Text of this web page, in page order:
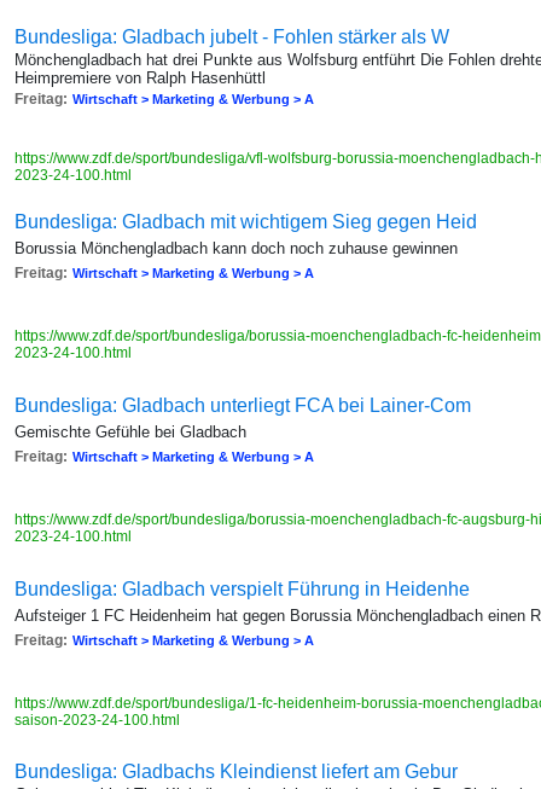
Bundesliga: Gladbach jubelt - Fohlen stärker als W
Mönchengladbach hat drei Punkte aus Wolfsburg entführt Die Fohlen
Heimpremiere von Ralph Hasenhüttl
Freitag: Wirtschaft > Marketing & Werbung > A
https://www.zdf.de/sport/bundesliga/vfl-wolfsburg-borussia-
2023-24-100.html
Bundesliga: Gladbach mit wichtigem Sieg gegen Heid
Borussia Mönchengladbach kann doch noch zuhause gewinnen
Freitag: Wirtschaft > Marketing & Werbung > A
https://www.zdf.de/sport/bundesliga/borussia-moenchengladbach-fc-
2023-24-100.html
Bundesliga: Gladbach unterliegt FCA bei Lainer-Com
Gemischte Gefühle bei Gladbach
Freitag: Wirtschaft > Marketing & Werbung > A
https://www.zdf.de/sport/bundesliga/borussia-moenchengladbach-fc-augsburg-
2023-24-100.html
Bundesliga: Gladbach verspielt Führung in Heidenhe
Aufsteiger 1 FC Heidenheim hat gegen Borussia Mönchengladbach einen
Freitag: Wirtschaft > Marketing & Werbung > A
https://www.zdf.de/sport/bundesliga/1-fc-heidenheim-borussia-
saison-2023-24-100.html
Bundesliga: Gladbachs Kleindienst liefert am Gebur